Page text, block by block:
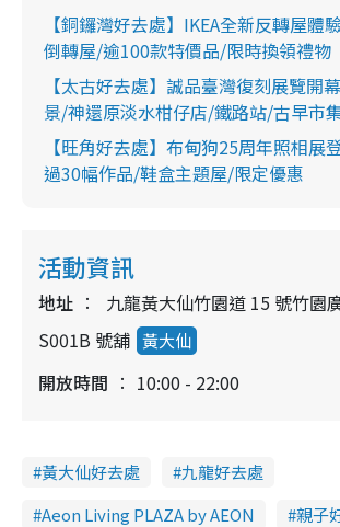
【銅鑼灣好去處】IKEA全新反轉屋體
倒轉屋/逾100款特價品/限時換領禮物
【太古好去處】誠品臺灣復刻展覽開
景/神還原淡水柑仔店/鐵路站/古早市
【旺角好去處】布甸狗25周年照相展
過30幅作品/鞋盒主題屋/限定優惠
活動資訊
地址
九龍黃大仙竹園道 15 號竹園
S001B 號舖 黃大仙
開放時間 10:00 - 22:00
黃大仙好去處
九龍好去處
Aeon Living PLAZA by AEON
親子